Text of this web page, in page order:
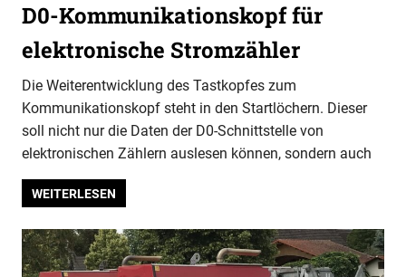
D0-Kommunikationskopf für
elektronische Stromzähler
Die Weiterentwicklung des Tastkopfes zum
Kommunikationskopf steht in den Startlöchern. Dieser
soll nicht nur die Daten der D0-Schnittstelle von
elektronischen Zählern auslesen können, sondern auch
WEITERLESEN